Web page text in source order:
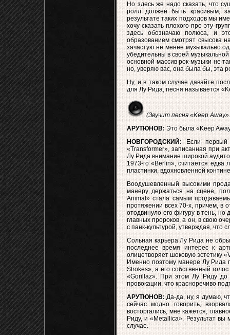
Но здесь же надо сказать, что
ролл должен быть красивым,
результате таких подходов мы
хочу сказать плохого про эту
здесь обозначаю полюса, и
образованием смотрят свысока
зачастую не менее музыкально
убедительны в своей
основной массив рок-музыки не
но, уверяю вас, она была бы, эта
Ну, и в таком случае давайте
для Лу Рида, песня называется
(Звучит песня «Keep
АРУТЮНОВ:Это была «Keep
НОВГОРОДСКИЙ: Если первый
«Transformer», записанная при
Лу Рида внимание широкой
1973-го «Berlin», считается
пластинки, вдохновленной
Воодушевленный высокими
манеру держаться на сцене,
Animal» стала самым
протяжении всех 70-х, причем, в
отодвинуло его фигуру в тень,
главных пророков, а он, в свою
с панк-культурой, утверждая,
Сольная карьера Лу Рида не
последнее время интерес к
олицетворяет шоковую эстетику
Именно поэтому манере Лу Рида
Strokes», а его собственный
«Gorillaz». При этом Лу Риду до
провокации, что красноречиво
АРУТЮНОВ:Да-да, ну, я думаю,
сейчас модно говорить,
восторгались, мне кажется,
Риду, и «Metallica». Результат
случае.